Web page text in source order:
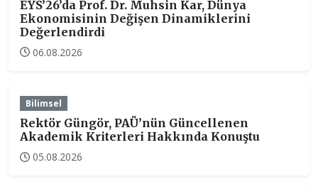
EYS’26’da Prof. Dr. Muhsin Kar, Dünya
Ekonomisinin Değişen Dinamiklerini
Değerlendirdi
06.08.2026
Bilimsel
Rektör Güngör, PAÜ’nün Güncellenen
Akademik Kriterleri Hakkında Konuştu
05.08.2026